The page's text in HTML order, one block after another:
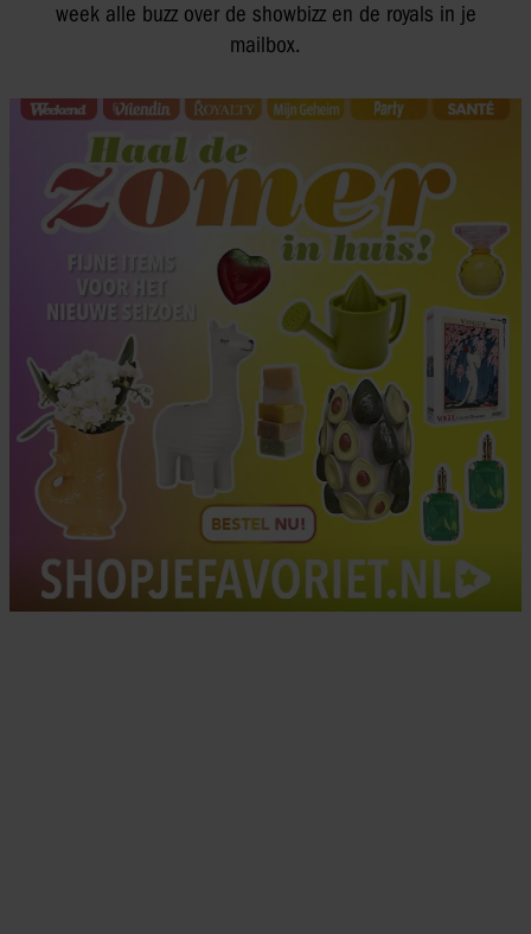
week alle buzz over de showbizz en de royals in je
mailbox.